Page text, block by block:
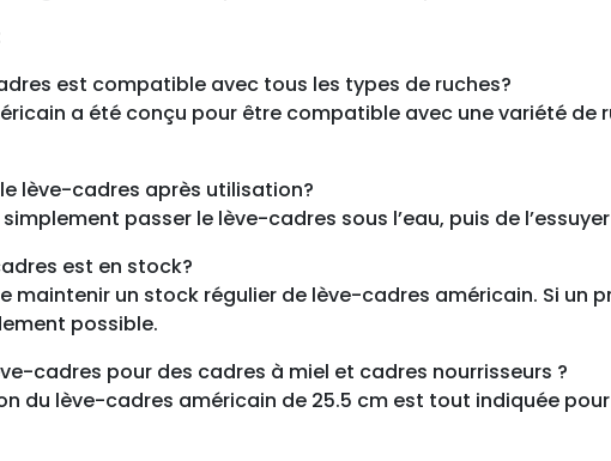
.
5
est compatible avec tous les types de ruches?
a été conçu pour être compatible avec une variété de
lève-cadres après utilisation?
passer le lève-cadres sous l’eau, puis de
est en stock?
maintenir un stock régulier de lève-cadres américain. Si un
possible.
cadres pour des cadres à miel et cadres nourrisseurs ?
du lève-cadres américain de 25.5 cm est tout indiquée